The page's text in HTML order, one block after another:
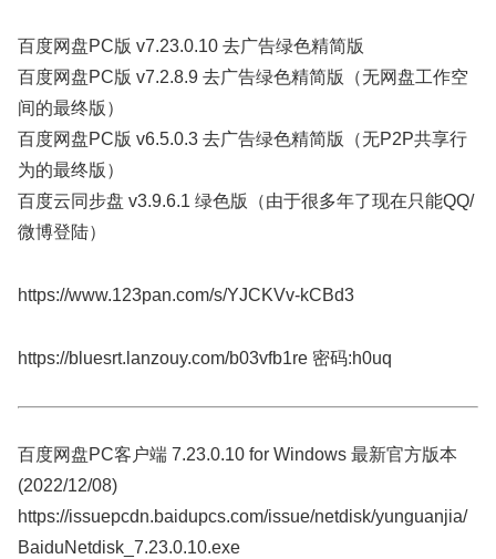
百度网盘PC版 v7.23.0.10 去广告绿色精简版
百度网盘PC版 v7.2.8.9 去广告绿色精简版（无网盘工作空
间的最终版）
百度网盘PC版 v6.5.0.3 去广告绿色精简版（无P2P共享行
为的最终版）
百度云同步盘 v3.9.6.1 绿色版（由于很多年了现在只能QQ/
微博登陆）
https://www.123pan.com/s/YJCKVv-kCBd3
https://bluesrt.lanzouy.com/b03vfb1re 密码:h0uq
百度网盘PC客户端 7.23.0.10 for Windows 最新官方版本
(2022/12/08)
https://issuepcdn.baidupcs.com/issue/netdisk/yunguanjia/
BaiduNetdisk_7.23.0.10.exe